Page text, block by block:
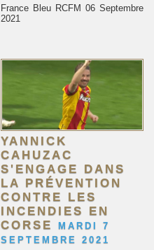
France Bleu RCFM 06 Septembre
2021
YANNICK
CAHUZAC
S'ENGAGE DANS
LA PRÉVENTION
CONTRE LES
INCENDIES EN
CORSE
MARDI 7
SEPTEMBRE 2021